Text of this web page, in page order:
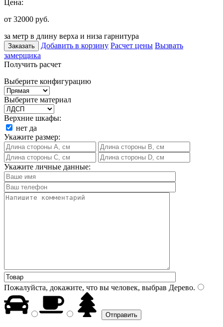
Цена:
от 32000 руб.
за метр в длину верха и низа гарнитура
Заказать Добавить в корзину Расчет цены Вызвать
замерщика
Получить расчет
Выберите конфигурацию
Выберите материал
Верхние шкафы:
нет да
Укажите размер:
Укажите личные данные:
Пожалуйста, докажите, что вы человек, выбрав Дерево.